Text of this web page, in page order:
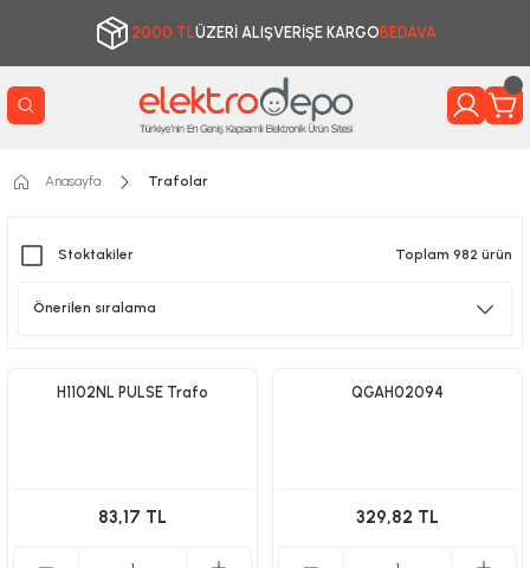
2000 TLÜZERİ ALIŞVERİŞE KARGO BEDAVA
Anasayfa Trafolar
Stoktakiler Toplam 982 ürün
H1102NL PULSE Trafo
83,17 TL
QGAH02094
329,82 TL